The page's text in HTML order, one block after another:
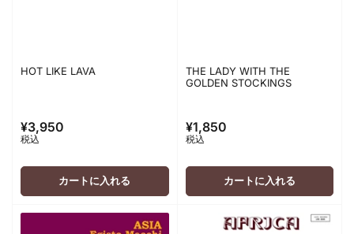
HOT LIKE LAVA
通
常
価
¥3,950
税込
カートに入れる
THE LADY WITH THE
GOLDEN STOCKINGS
通
常
価
¥1,850
税込
カートに入れる